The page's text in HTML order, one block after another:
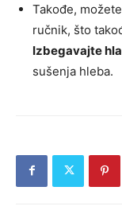
Takođe,
ručnik, što
Izbegavajte
sušenja hleba.